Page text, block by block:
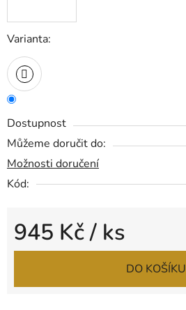
Varianta:
Dostupnost
Můžeme doručit do:
Možnosti doručení
Kód:
945 Kč/ ks
Měrná cena:
DO KOŠÍKU